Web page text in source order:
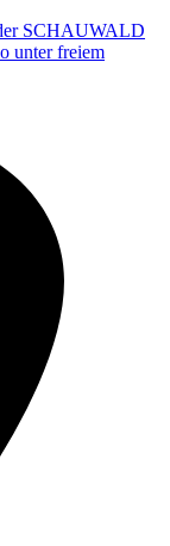
SCHAUWALD
unter freiem